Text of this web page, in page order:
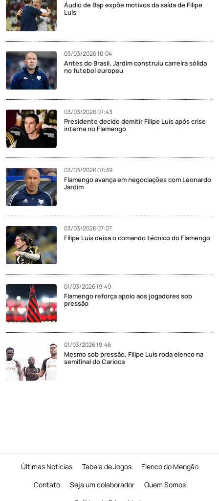
Áudio de Bap expõe motivos da saída de Filipe
Luís
03/03/2026 10:04
Antes do Brasil, Jardim construiu carreira sólida
no futebol europeu
03/03/2026 07:43
Presidente decide demitir Filipe Luís após crise
interna no Flamengo
03/03/2026 07:39
Flamengo avança em negociações com Leonardo
Jardim
03/03/2026 07:27
Filipe Luís deixa o comando técnico do Flamengo
01/03/2026 19:49
Flamengo reforça apoio aos jogadores sob
pressão
01/03/2026 19:46
Mesmo sob pressão, Filipe Luís roda elenco na
semifinal do Carioca
Últimas Notícias Tabela de Jogos
Elenco do Mengão
Contato
Seja um colaborador
Quem Somos